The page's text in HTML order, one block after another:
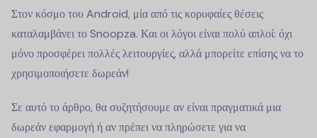
Στον κόσμο του Android, μία από τις κορυφαίες θέσεις
καταλαμβάνει το Snoopza. Και οι λόγοι είναι πολύ απλοί: όχι
μόνο προσφέρει πολλές λειτουργίες, αλλά μπορείτε επίσης να το
χρησιμοποιήσετε δωρεάν!
Σε αυτό το άρθρο, θα συζητήσουμε αν είναι πραγματικά μια
δωρεάν εφαρμογή ή αν πρέπει να πληρώσετε για να